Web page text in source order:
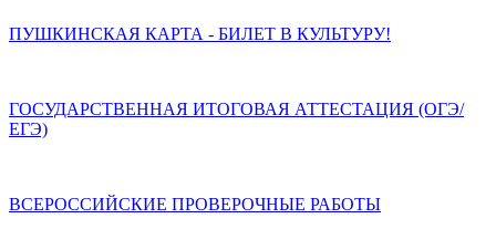
ПУШКИНСКАЯ КАРТА - БИЛЕТ В КУЛЬТУРУ!
ГОСУДАРСТВЕННАЯ ИТОГОВАЯ АТТЕСТАЦИЯ (ОГЭ/
ЕГЭ)
ВСЕРОССИЙСКИЕ ПРОВЕРОЧНЫЕ РАБОТЫ